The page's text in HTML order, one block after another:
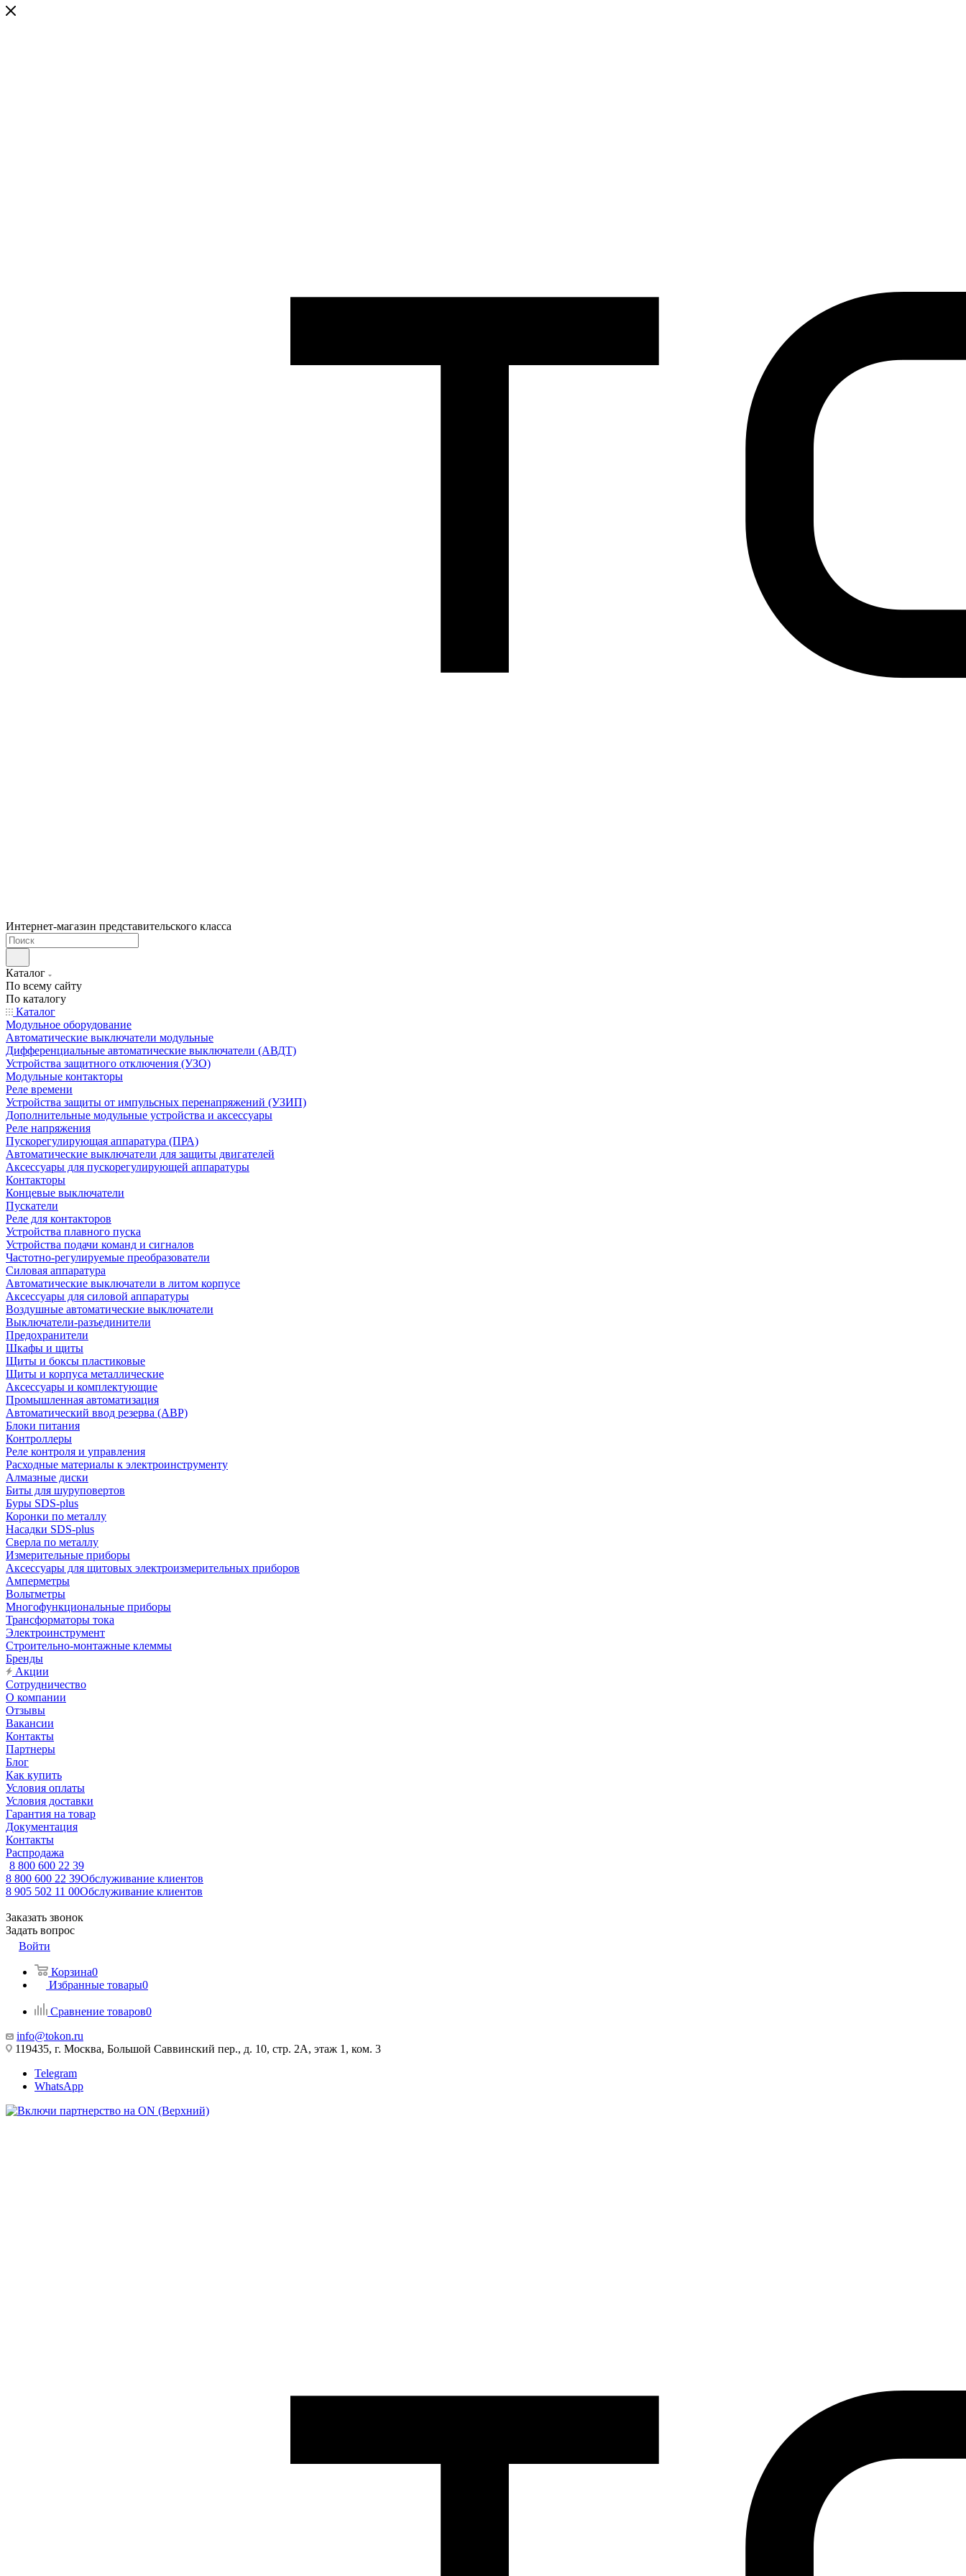
Интернет-магазин представительского класса
Каталог
По всему сайту
По каталогу
Каталог
Модульное оборудование
Автоматические выключатели модульные
Дифференциальные автоматические выключатели (АВДТ)
Устройства защитного отключения (УЗО)
Модульные контакторы
Реле времени
Устройства защиты от импульсных перенапряжений (УЗИП)
Дополнительные модульные устройства и аксессуары
Реле напряжения
Пускорегулирующая аппаратура (ПРА)
Автоматические выключатели для защиты двигателей
Аксессуары для пускорегулирующей аппаратуры
Контакторы
Концевые выключатели
Пускатели
Реле для контакторов
Устройства плавного пуска
Устройства подачи команд и сигналов
Частотно-регулируемые преобразователи
Силовая аппаратура
Автоматические выключатели в литом корпусе
Аксессуары для силовой аппаратуры
Воздушные автоматические выключатели
Выключатели-разъединители
Предохранители
Шкафы и щиты
Щиты и боксы пластиковые
Щиты и корпуса металлические
Аксессуары и комплектующие
Промышленная автоматизация
Автоматический ввод резерва (АВР)
Блоки питания
Контроллеры
Реле контроля и управления
Расходные материалы к электроинструменту
Алмазные диски
Биты для шуруповертов
Буры SDS-plus
Коронки по металлу
Насадки SDS-plus
Сверла по металлу
Измерительные приборы
Аксессуары для щитовых электроизмерительных приборов
Амперметры
Вольтметры
Многофункциональные приборы
Трансформаторы тока
Электроинструмент
Строительно-монтажные клеммы
Бренды
Акции
Сотрудничество
О компании
Отзывы
Вакансии
Контакты
Партнеры
Блог
Как купить
Условия оплаты
Условия доставки
Гарантия на товар
Документация
Контакты
Распродажа
8 800 600 22 39
8 800 600 22 39Обслуживание клиентов
8 905 502 11 00Обслуживание клиентов
Заказать звонок
Задать вопрос
Войти
Корзина0
Избранные товары0
Сравнение товаров0
info@tokon.ru
119435, г. Москва, Большой Саввинский пер., д. 10, стр. 2А, этаж 1, ком. 3
Telegram
WhatsApp